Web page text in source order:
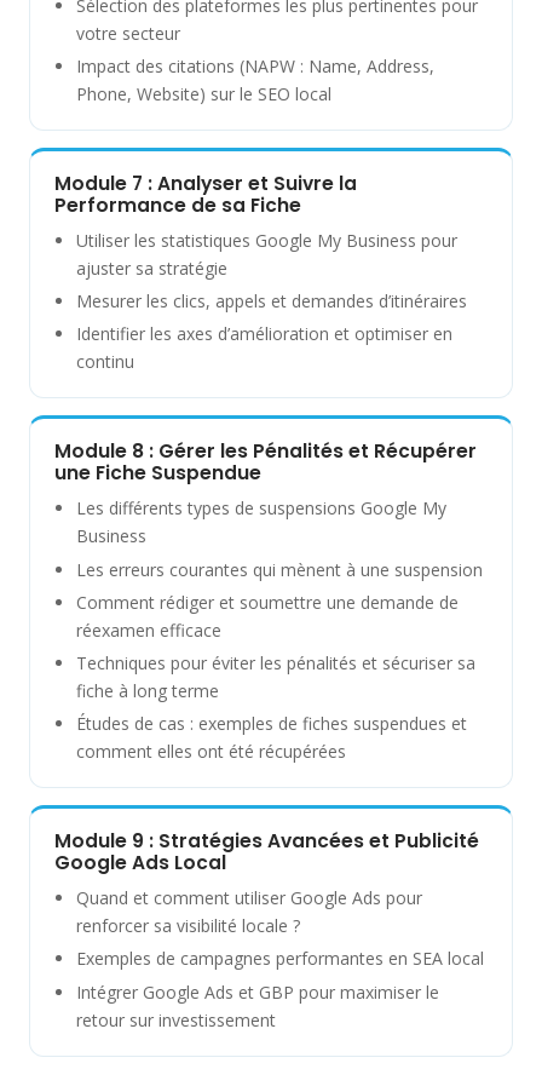
Sélection des plateformes les plus pertinentes pour
votre secteur
Impact des citations (NAPW : Name, Address,
Phone, Website) sur le SEO local
Module 7 : Analyser et Suivre la
Performance de sa Fiche
Utiliser les statistiques Google My Business pour
ajuster sa stratégie
Mesurer les clics, appels et demandes d’itinéraires
Identifier les axes d’amélioration et optimiser en
continu
Module 8 : Gérer les Pénalités et Récupérer
une Fiche Suspendue
Les différents types de suspensions Google My
Business
Les erreurs courantes qui mènent à une suspension
Comment rédiger et soumettre une demande de
réexamen efficace
Techniques pour éviter les pénalités et sécuriser sa
fiche à long terme
Études de cas : exemples de fiches suspendues et
comment elles ont été récupérées
Module 9 : Stratégies Avancées et Publicité
Google Ads Local
Quand et comment utiliser Google Ads pour
renforcer sa visibilité locale ?
Exemples de campagnes performantes en SEA local
Intégrer Google Ads et GBP pour maximiser le
retour sur investissement